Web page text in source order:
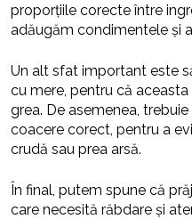
proporțiile corecte între
adăugăm condimentele și
Un alt sfat important este
cu mere, pentru că
grea. De asemenea,
coacere corect, pentru a
crudă sau prea arsă.
În final, putem spune că
care necesită răbdare și